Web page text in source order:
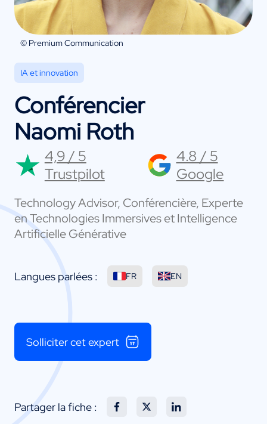
© Premium Communication
IA et innovation
Conférencier
Naomi Roth
4,9 / 5
Trustpilot
4.8 / 5
Google
Technology Advisor, Conférencière, Experte
en Technologies Immersives et Intelligence
Artificielle Générative
Langues parlées : FR EN
Solliciter cet expert
Partager la fiche :